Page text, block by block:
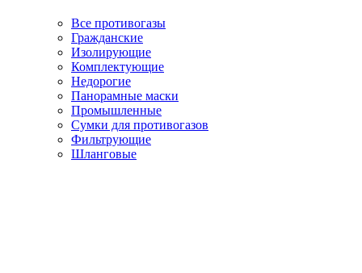
Все противогазы
Гражданские
Изолирующие
Комплектующие
Недорогие
Панорамные маски
Промышленные
Сумки для противогазов
Фильтрующие
Шланговые